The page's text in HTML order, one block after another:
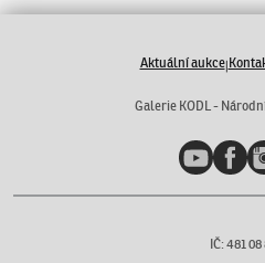
Aktuální aukce|
Galerie KODL -
YouTube
IČ: 481